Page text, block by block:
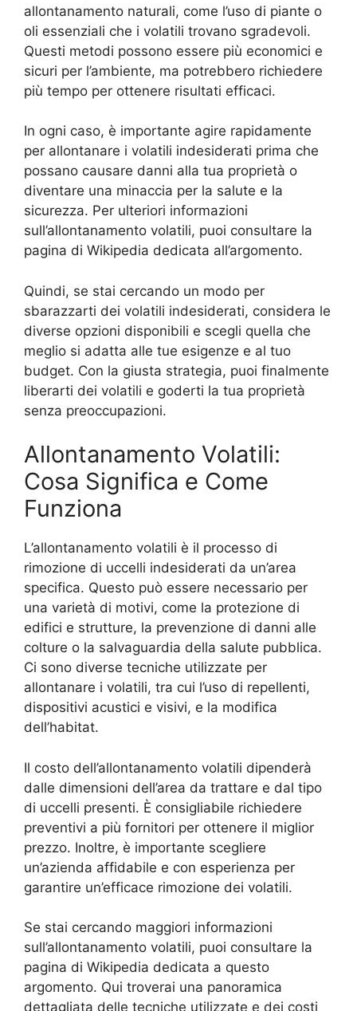
allontanamento naturali, come l’uso di piante o
oli essenziali che i volatili trovano sgradevoli.
Questi metodi possono essere più economici e
sicuri per l’ambiente, ma potrebbero richiedere
più tempo per ottenere risultati efficaci.
In ogni caso, è importante agire rapidamente
per allontanare i volatili indesiderati prima che
possano causare danni alla tua proprietà o
diventare una minaccia per la salute e la
sicurezza. Per ulteriori informazioni
sull’allontanamento volatili, puoi consultare la
pagina di Wikipedia dedicata all’argomento.
Quindi, se stai cercando un modo per
sbarazzarti dei volatili indesiderati, considera le
diverse opzioni disponibili e scegli quella che
meglio si adatta alle tue esigenze e al tuo
budget. Con la giusta strategia, puoi finalmente
liberarti dei volatili e goderti la tua proprietà
senza preoccupazioni.
Allontanamento Volatili:
Cosa Significa e Come
Funziona
L’allontanamento volatili è il processo di
rimozione di uccelli indesiderati da un’area
specifica. Questo può essere necessario per
una varietà di motivi, come la protezione di
edifici e strutture, la prevenzione di danni alle
colture o la salvaguardia della salute pubblica.
Ci sono diverse tecniche utilizzate per
allontanare i volatili, tra cui l’uso di repellenti,
dispositivi acustici e visivi, e la modifica
dell’habitat.
Il costo dell’allontanamento volatili dipenderà
dalle dimensioni dell’area da trattare e dal tipo
di uccelli presenti. È consigliabile richiedere
preventivi a più fornitori per ottenere il miglior
prezzo. Inoltre, è importante scegliere
un’azienda affidabile e con esperienza per
garantire un’efficace rimozione dei volatili.
Se stai cercando maggiori informazioni
sull’allontanamento volatili, puoi consultare la
pagina di Wikipedia dedicata a questo
argomento. Qui troverai una panoramica
dettagliata delle tecniche utilizzate e dei costi